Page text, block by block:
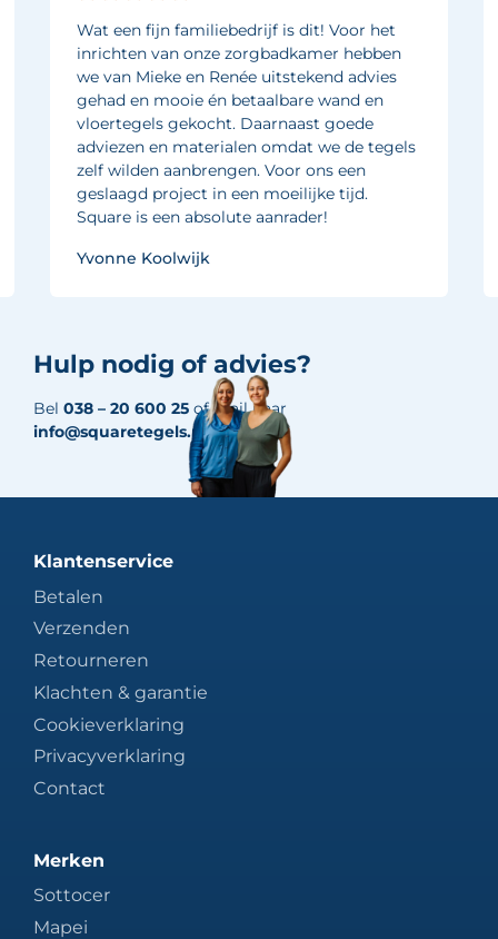
Wat een fijn familiebedrijf is dit! Voor het
inrichten van onze zorgbadkamer hebben
we van Mieke en Renée uitstekend advies
gehad en mooie én betaalbare wand en
vloertegels gekocht. Daarnaast goede
adviezen en materialen omdat we de tegels
zelf wilden aanbrengen. Voor ons een
geslaagd project in een moeilijke tijd.
Square is een absolute aanrader!
Yvonne Koolwijk
Hulp nodig of advies?
Bel 038 – 20 600 25 of mail naar
info@squaretegels.nl
Klantenservice
Betalen
Verzenden
Retourneren
Klachten & garantie
Cookieverklaring
Privacyverklaring
Contact
Merken
Sottocer
Mapei